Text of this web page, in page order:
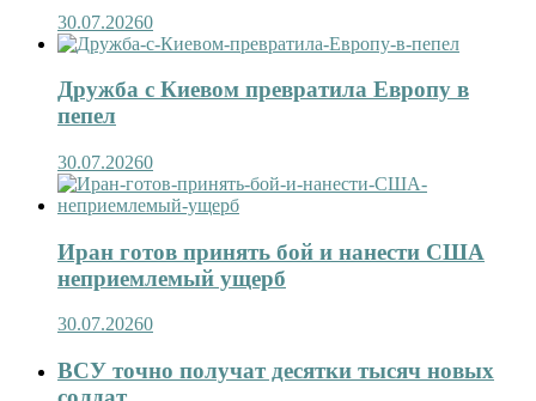
30.07.20260
Дружба с Киевом превратила Европу в
пепел
30.07.20260
Иран готов принять бой и нанести США
неприемлемый ущерб
30.07.20260
ВСУ точно получат десятки тысяч новых